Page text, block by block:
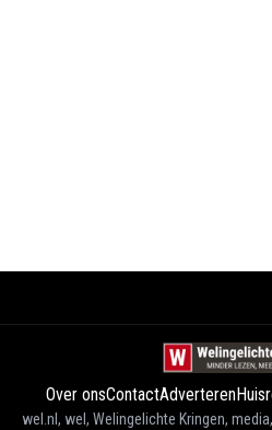
Over onsContactAdverteren
wel.nl, wel, Welingelichte Kringen,